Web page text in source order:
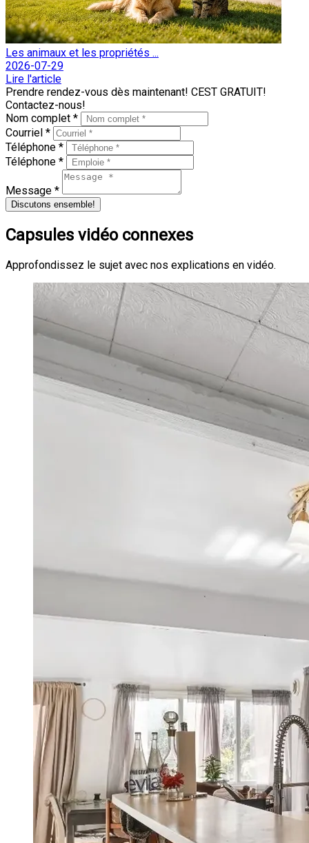
Les animaux et les propriétés ...
2026-07-29
Lire l'article
Prendre rendez-vous dès maintenant! CEST GRATUIT!
Contactez-nous!
Nom complet *
Courriel *
Téléphone *
Téléphone *
Message *
Discutons ensemble!
Capsules vidéo connexes
Approfondissez le sujet avec nos explications en vidéo.